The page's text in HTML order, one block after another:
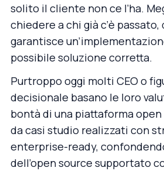
solito il cliente non ce l’ha.
chiedere a chi già c’è passato,
garantisce
possibile soluzione corretta.
Purtroppo oggi molti CEO o
decisionale basano le loro
bontà di una piattaforma
da casi studio realizzati con
enterprise-ready,
dell’open source supportato